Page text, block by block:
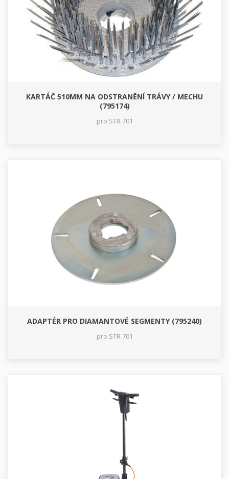
KARTÁČ 510MM NA ODSTRANĚNÍ TRÁVY / MECHU
(795174)
pro STR 701
ADAPTÉR PRO DIAMANTOVÉ SEGMENTY (795240)
pro STR 701